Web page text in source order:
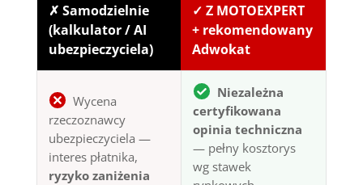
✗ Samodzielnie
(kalkulator / AI
ubezpieczyciela)
✓ Z MOTOEXPERT
+ rekomendowany
Adwokat
Wycena
rzeczoznawcy
ubezpieczyciela —
interes płatnika,
ryzyko zaniżenia
Niezależna
certyfikowana
opinia techniczna
— pełny kosztorys
wg stawek